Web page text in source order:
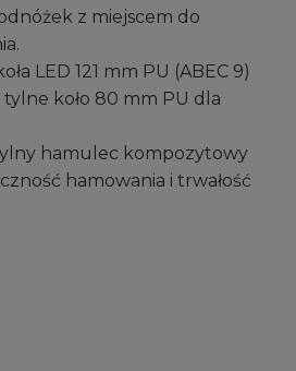
z miejscem do
LED 121 mm PU (ABEC 9)
tylne koło 80 mm PU dla
hamulec kompozytowy
hamowania i trwałość